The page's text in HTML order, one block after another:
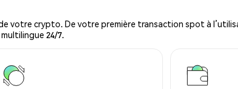
votre crypto. De votre première transaction spot à
24/7.